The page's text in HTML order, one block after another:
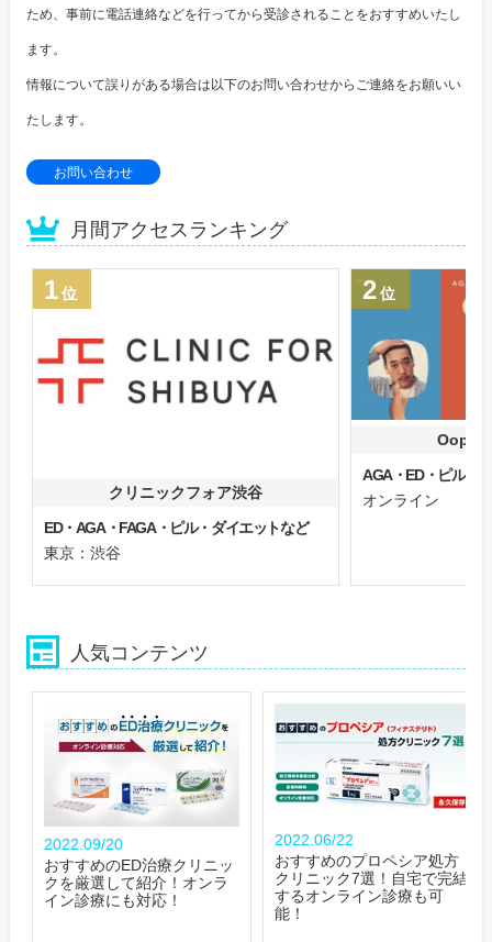
ため、事前に電話連絡などを行ってから受診されることをおすすめいたし
ます。
情報について誤りがある場合は以下のお問い合わせからご連絡をお願いい
たします。
お問い合わせ
月間アクセスランキング
1位
クリニックフォア渋谷
ED・AGA・FAGA・ピル・ダイエットなど
東京：渋谷
2位
Oops
AGA・ED・ピル
オンライン
人気コンテンツ
2022.09/20
おすすめのED治療クリニッ
クを厳選して紹介！オンラ
イン診療にも対応！
2022.06/22
おすすめのプロペシア処方
クリニック7選！自宅で完結
するオンライン診療も可
能！